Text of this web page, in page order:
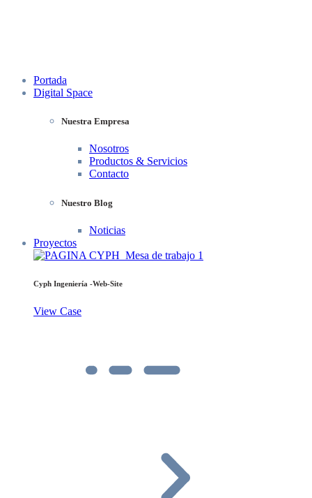
Portada
Digital Space
Nuestra Empresa
Nosotros
Productos & Servicios
Contacto
Nuestro Blog
Noticias
Proyectos
Cyph Ingeniería -Web-Site
View Case